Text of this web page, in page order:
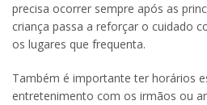
precisa ocorrer sempre após as
criança passa a reforçar o cuidado
os lugares que frequenta.
Também é importante ter horários
entretenimento com os irmãos ou